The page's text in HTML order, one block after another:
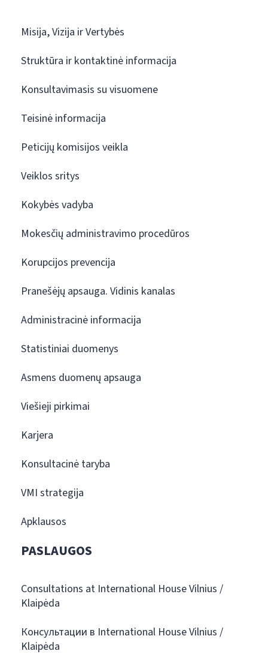
Misija, Vizija ir Vertybės
Struktūra ir kontaktinė informacija
Konsultavimasis su visuomene
Teisinė informacija
Peticijų komisijos veikla
Veiklos sritys
Kokybės vadyba
Mokesčių administravimo procedūros
Korupcijos prevencija
Pranešėjų apsauga. Vidinis kanalas
Administracinė informacija
Statistiniai duomenys
Asmens duomenų apsauga
Viešieji pirkimai
Karjera
Konsultacinė taryba
VMI strategija
Apklausos
PASLAUGOS
Consultations at International House Vilnius /
Klaipėda
Консультации в International House Vilnius /
Klaipėda